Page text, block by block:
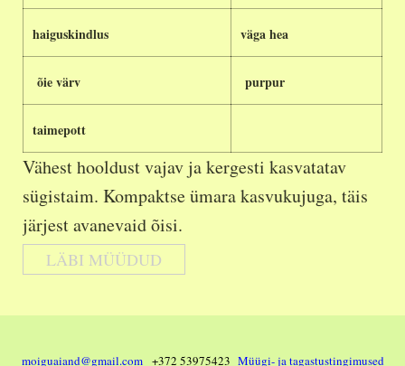
haiguskindlus väga hea
õie värv purpur
taimepott
Vähest hooldust vajav ja kergesti kasvatatav
sügistaim. Kompaktse ümara kasvukujuga, täis
järjest avanevaid õisi.
LÄBI MÜÜDUD
moiguaiand@gmail.com +372 53975423 Müügi- ja tagastustingimused